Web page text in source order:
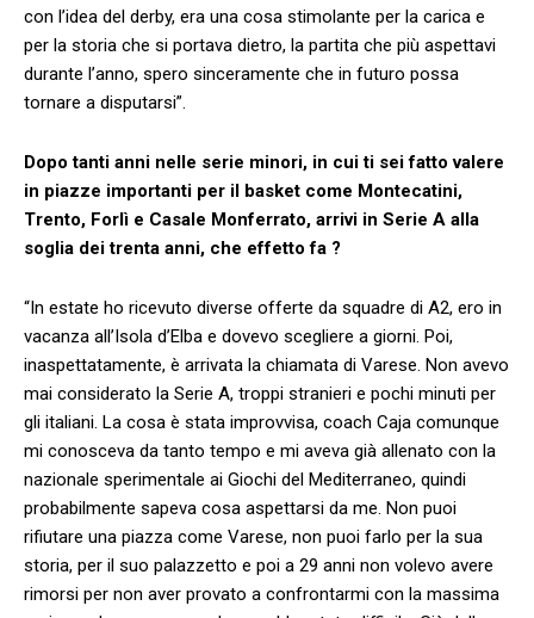
con l’idea del derby, era una cosa stimolante per la carica e
per la storia che si portava dietro, la partita che più aspettavi
durante l’anno, spero sinceramente che in futuro possa
tornare a disputarsi”.
Dopo tanti anni nelle serie minori, in cui ti sei fatto valere
in piazze importanti per il basket come Montecatini,
Trento, Forlì e Casale Monferrato, arrivi in Serie A alla
soglia dei trenta anni, che effetto fa ?
“In estate ho ricevuto diverse offerte da squadre di A2, ero in
vacanza all’Isola d’Elba e dovevo scegliere a giorni. Poi,
inaspettatamente, è arrivata la chiamata di Varese. Non avevo
mai considerato la Serie A, troppi stranieri e pochi minuti per
gli italiani. La cosa è stata improvvisa, coach Caja comunque
mi conosceva da tanto tempo e mi aveva già allenato con la
nazionale sperimentale ai Giochi del Mediterraneo, quindi
probabilmente sapeva cosa aspettarsi da me. Non puoi
rifiutare una piazza come Varese, non puoi farlo per la sua
storia, per il suo palazzetto e poi a 29 anni non volevo avere
rimorsi per non aver provato a confrontarmi con la massima